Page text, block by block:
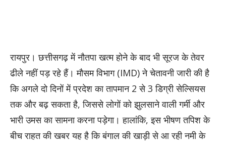
रायपुर। छत्तीसगढ़ में नौतपा खत्म होने के बाद भी सूरज के तेवर
ढीले नहीं पड़ रहे हैं। मौसम विभाग (IMD) ने चेतावनी जारी की है
कि अगले दो दिनों में प्रदेश का तापमान 2 से 3 डिग्री सेल्सियस
तक और बढ़ सकता है, जिससे लोगों को झुलसाने वाली गर्मी और
भारी उमस का सामना करना पड़ेगा। हालांकि, इस भीषण तपिश के
बीच राहत की खबर यह है कि बंगाल की खाड़ी से आ रही नमी के